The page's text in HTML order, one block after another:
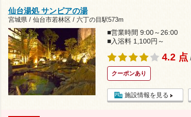
仙台湯処 サンピアの湯
宮城県 / 仙台市若林区 / 六丁の目駅573m
■営業時間 9:00～26:00
■入浴料 1,100円～
4.2 点
クーポンあり
施設情報を見る